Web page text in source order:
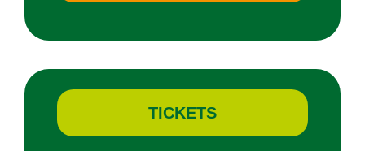
TI­CKETS